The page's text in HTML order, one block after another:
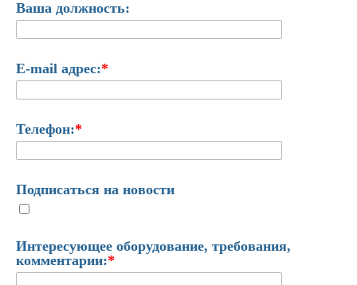
Ваша должность:
E-mail адрес:*
Телефон:*
Подписаться на новости
Интересующее оборудование, требования,
комментарии:*